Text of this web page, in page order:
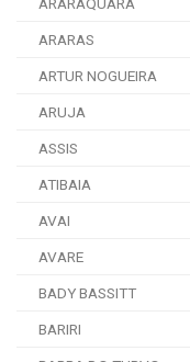
ARARAS
ARTUR NOGUEIRA
ARUJA
ASSIS
ATIBAIA
AVAI
AVARE
BADY BASSITT
BARIRI